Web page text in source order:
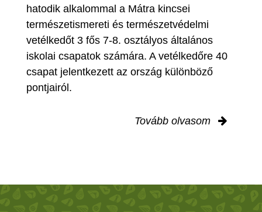
hatodik alkalommal a Mátra kincsei
természetismereti és természetvédelmi
vetélkedőt 3 fős 7-8. osztályos általános
iskolai csapatok számára. A vetélkedőre 40
csapat jelentkezett az ország különböző
pontjairól.
Tovább olvasom